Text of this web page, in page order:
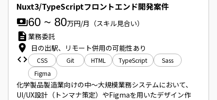
Nuxt3/TypeScriptフロントエンド開発案件
60 ~ 80万円/月 （スキル見合い）
業務委託
日の出駅、リモート併用の可能性あり
CSS Git HTML TypeScript
Sass
Figma
化学製品製造業向けの中～大規模業務システムにおいて、
UI/UX設計（トンマナ策定）やFigmaを用いたデザイン作